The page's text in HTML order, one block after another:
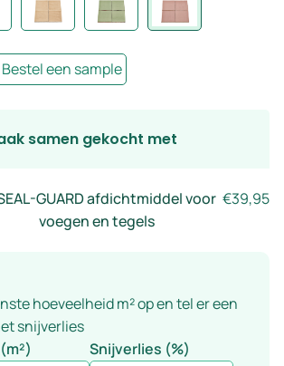
een sample
samen gekocht met
GUARD afdichtmiddel voor
voegen en tegels
€39,95
hoeveelheid m² op en tel er een
snijverlies
Snijverlies (%)